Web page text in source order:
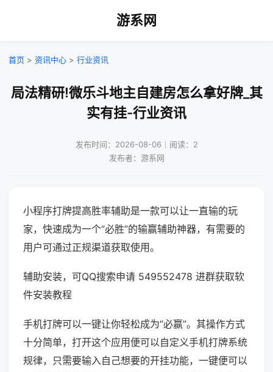
游系网
首页 > 资讯中心 > 行业资讯
局法精研!微乐斗地主自建房怎么拿好牌_其
实有挂-行业资讯
发布时间：2026-08-06｜阅读：2
发布者：游系网
小程序打牌提高胜率辅助是一款可以让一直输的玩
家，快速成为一个“必胜”的输赢辅助神器，有需要的
用户可通过正规渠道获取使用。
辅助安装，可QQ搜索申请 549552478 进群获取软
件安装教程
手机打牌可以一键让你轻松成为“必赢”。其操作方式
十分简单，打开这个应用便可以自定义手机打牌系统
规律，只需要输入自己想要的开挂功能，一键便可以